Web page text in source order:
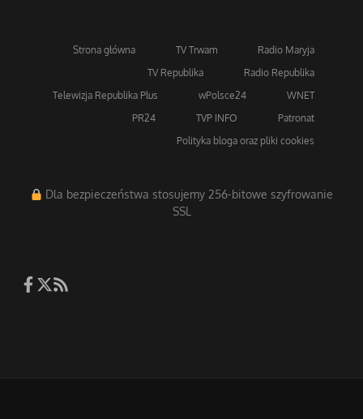
Strona główna TV Trwam
Radio Maryja
TV Republika
Radio Republika
Telewizja Republika Plus
wPolsce24
WNET
PR24
TVP INFO
Patronat
Polityka bloga oraz pliki cookies
Dla bezpieczeństwa stosujemy 256-bitowe szyfrowanie
SSL